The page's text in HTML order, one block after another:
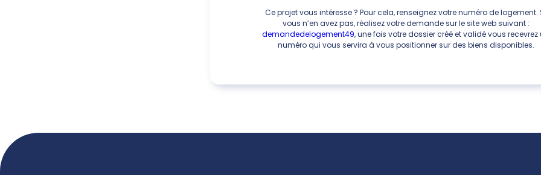
Ce projet vous intéresse ? Pour cela, renseignez votre numéro de logement.
vous n’en avez pas, réalisez votre demande sur le site web suivant :
demandedelogement49, une fois votre dossier créé et validé vous recevrez
numéro qui vous servira à vous positionner sur des biens disponibles.